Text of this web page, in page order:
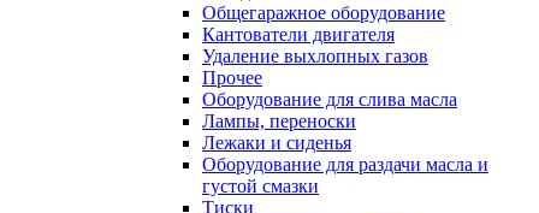
Общегаражное оборудование
Кантователи двигателя
Удаление выхлопных газов
Прочее
Оборудование для слива масла
Лампы, переноски
Лежаки и сиденья
Оборудование для раздачи масла и
густой смазки
Тиски